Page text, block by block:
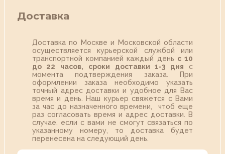
Доставка
Доставка по Москве и Московской области
осуществляется курьерской службой или
транспортной компанией каждый день с 10
до 22 часов,
сроки доставки 1-3 дня с
момента подтверждения заказа. При
оформлении заказа необходимо указать
точный адрес доставки и удобное для Вас
время и день. Наш курьер свяжется с Вами
за час до назначенного времени, чтоб еще
раз согласовать время и адрес доставки. В
случае, если с вами не смогут связаться по
указанному номеру, то доставка будет
перенесена на следующий день.